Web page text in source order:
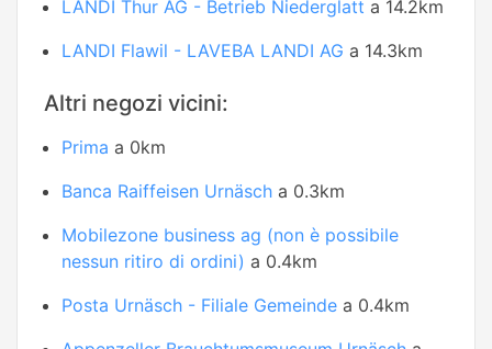
LANDI Thur AG - Betrieb Niederglatt a 14.2km
LANDI Flawil - LAVEBA LANDI AG a 14.3km
Altri negozi vicini:
Prima a 0km
Banca Raiffeisen Urnäsch a 0.3km
Mobilezone business ag (non è possibile
nessun ritiro di ordini) a 0.4km
Posta Urnäsch - Filiale Gemeinde a 0.4km